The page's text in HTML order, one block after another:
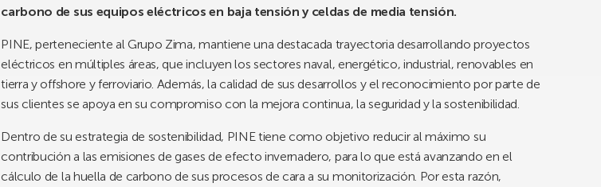
carbono de sus equipos eléctricos en baja tensión y celdas de media tensión.
PINE, perteneciente al Grupo Zima, mantiene una destacada trayectoria desarrollando proyectos
eléctricos en múltiples áreas, que incluyen los sectores naval, energético, industrial, renovables en
tierra y offshore y ferroviario. Además, la calidad de sus desarrollos y el reconocimiento por parte de
sus clientes se apoya en su compromiso con la mejora continua, la seguridad y la sostenibilidad.
Dentro de su estrategia de sostenibilidad, PINE tiene como objetivo reducir al máximo su
contribución a las emisiones de gases de efecto invernadero, para lo que está avanzando en el
cálculo de la huella de carbono de sus procesos de cara a su monitorización. Por esta razón,